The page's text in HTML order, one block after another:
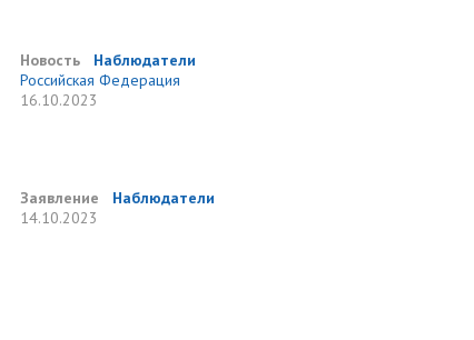
Новость
Наблюдатели
Российская Федерация
16.10.2023
Заявление
Наблюдатели
14.10.2023